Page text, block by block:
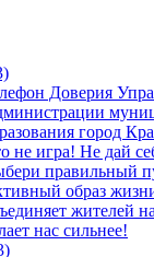
Доверия
город
не игра! Не дай
правильный
образ
жителей
нас сильнее!